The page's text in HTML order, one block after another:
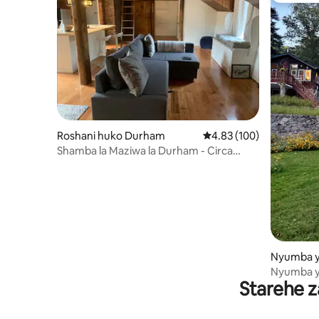
Roshani huko Durham Ukadiriaji wa wastani
4.83 (100)
Shamba la Maziwa la Durham - Circa
Nyumba
uilford
Nyumba
karibuni
Starehe